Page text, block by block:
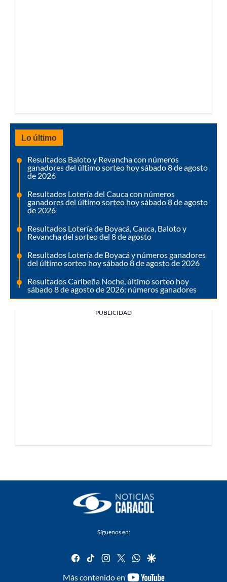
Lo último
Resultados Baloto y Revancha con números
ganadores del último sorteo hoy sábado 8 de agosto
de 2026
Resultados Lotería del Cauca con números
ganadores del último sorteo hoy sábado 8 de agosto
de 2026
Resultados Lotería de Boyacá, Cauca, Baloto y
Revancha del sorteo del 8 de agosto
Resultados Lotería de Boyacá y números ganadores
del último sorteo hoy sábado 8 de agosto de 2026
Resultados Caribeña Noche, último sorteo hoy
sábado 8 de agosto de 2026: números ganadores
PUBLICIDAD
Síguenos en:
facebook
tiktok instagram
twitterwhatsapp
google
Más contenido en
youtube-